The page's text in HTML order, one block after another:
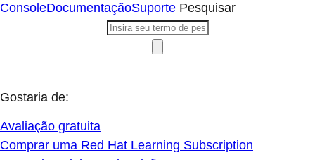
ConsoleDocumentaçãoSuporte Pesquisar
Gostaria de:
Avaliação gratuita
Comprar uma Red Hat Learning Subscription